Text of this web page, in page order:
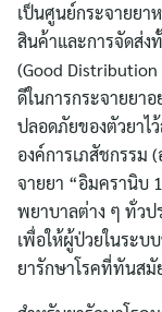
เป็นศูนย์กระจายยา
สินค้าและการจัดส่ง
(Good
ดีในการกระจายยา
ปลอดภัยของตัวยาไ
องค์การเภสัชกรรม
จายยา “อิมครานิบ
พยาบาลต่าง ๆ ทั่วป
เพื่อให้ผู้ป่วยในระบ
ยารักษาโรคที่ทันสมั